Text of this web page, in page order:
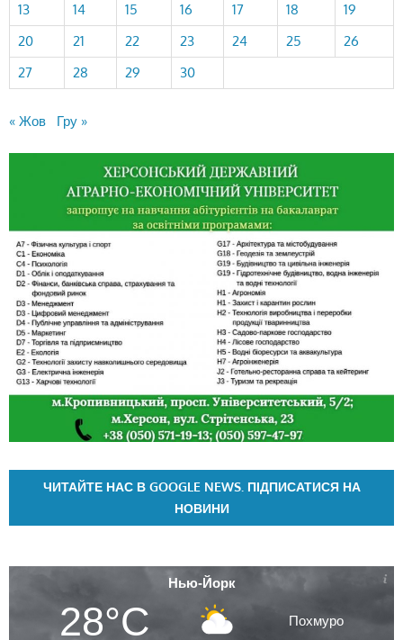
13
14 15 16 17 18
19
20
21 22 23 24 25
26
27
28 29 30
« Жов Гру »
ЧИТАЙТЕ НАС В GOOGLE NEWS. ПІДПИСАТИСЯ НА
НОВИНИ
Нью-Йорк
28°C Похмуро